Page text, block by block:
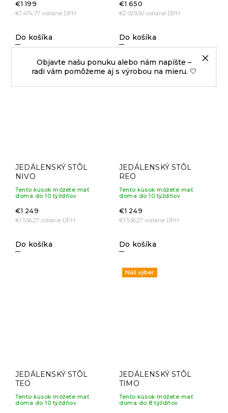
Objavte našu ponuku alebo nám napíšte –
radi vám pomôžeme aj s výrobou na mieru. 🤍
€1 474,77 vrátane DPH
€1 199
Do košíka
€2 029,50 vrátane DPH
€1 650
Do košíka
JEDÁLENSKÝ STÔL
NIVO
Tento kúsok môžete mať
doma do 10 týždňov
€1 536,27 vrátane DPH
€1 249
Do košíka
JEDÁLENSKÝ STÔL
REO
Tento kúsok môžete mať
doma do 10 týždňov
€1 536,27 vrátane DPH
€1 249
Do košíka
JEDÁLENSKÝ STÔL
TEO
Tento kúsok môžete mať
doma do 10 týždňov
Náš výber
JEDÁLENSKÝ STÔL
TIMO
Tento kúsok môžete mať
doma do 8 týždňov